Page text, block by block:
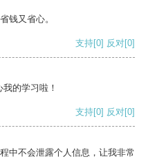
钱又省心。
支持[0] 反对[0]
的学习啦！
支持[0] 反对[0]
中不会泄露个人信息，让我非常